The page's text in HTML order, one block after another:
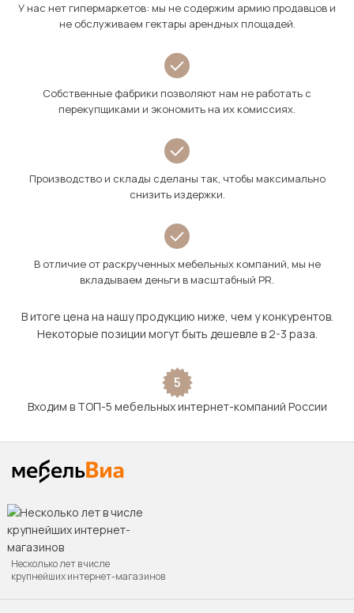
У нас нет гипермаркетов: мы не содержим армию продавцов и
не обслуживаем гектары арендных площадей.
Собственные фабрики позволяют нам не работать с
перекупщиками и экономить на их комиссиях.
Производство и склады сделаны так, чтобы максимально
снизить издержки.
В отличие от раскрученных мебельных компаний, мы не
вкладываем деньги в масштабный PR.
В итоге цена на нашу продукцию ниже, чем у конкурентов.
Некоторые позиции могут быть дешевле в 2-3 раза.
5
Входим в ТОП-5 мебельных интернет-компаний России
Несколько лет в числе
крупнейших интернет-магазинов